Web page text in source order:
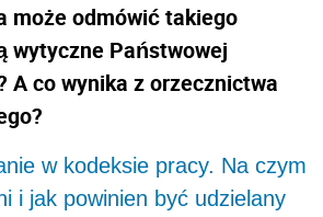
może odmówić takiego
wytyczne Państwowej
A co wynika z orzecznictwa
w kodeksie pracy. Na czym
i jak powinien być udzielany